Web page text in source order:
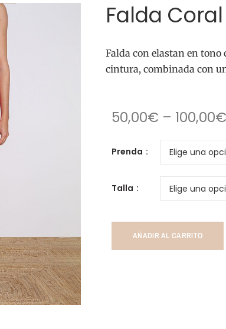
Falda
Falda con elastan en
cintura, combinada con
50,00€ – 100,00€
Prenda
Talla
AÑADIR AL CARRITO